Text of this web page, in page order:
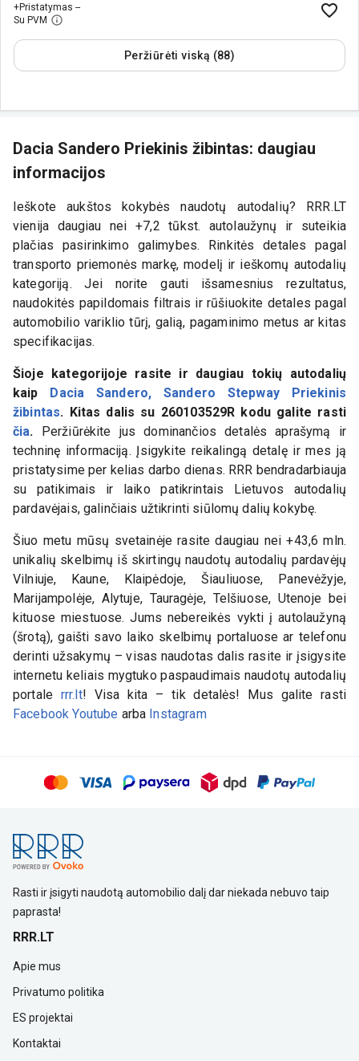
+Pristatymas --
Su PVM
Peržiūrėti viską (88)
Dacia Sandero Priekinis žibintas: daugiau
informacijos
Ieškote aukštos kokybės naudotų autodalių? RRR.LT
vienija daugiau nei +7,2 tūkst. autolaužynų ir suteikia
plačias pasirinkimo galimybes. Rinkitės detales pagal
transporto priemonės markę, modelį ir ieškomų autodalių
kategoriją. Jei norite gauti išsamesnius rezultatus,
naudokitės papildomais filtrais ir rūšiuokite detales pagal
automobilio variklio tūrį, galią, pagaminimo metus ar kitas
specifikacijas.
Šioje kategorijoje rasite ir daugiau tokių autodalių
kaip Dacia Sandero, Sandero Stepway Priekinis
žibintas. Kitas dalis su 260103529R kodu galite rasti
čia. Peržiūrėkite jus dominančios detalės aprašymą ir
techninę informaciją. Įsigykite reikalingą detalę ir mes ją
pristatysime per kelias darbo dienas. RRR bendradarbiauja
su patikimais ir laiko patikrintais Lietuvos autodalių
pardavėjais, galinčiais užtikrinti siūlomų dalių kokybę.
Šiuo metu mūsų svetainėje rasite daugiau nei +43,6 mln.
unikalių skelbimų iš skirtingų naudotų autodalių pardavėjų
Vilniuje, Kaune, Klaipėdoje, Šiauliuose, Panevėžyje,
Marijampolėje, Alytuje, Tauragėje, Telšiuose, Utenoje bei
kituose miestuose. Jums nebereikės vykti į autolaužyną
(šrotą), gaišti savo laiko skelbimų portaluose ar telefonu
derinti užsakymų – visas naudotas dalis rasite ir įsigysite
internetu keliais mygtuko paspaudimais naudotų autodalių
portale rrr.lt! Visa kita – tik detalės! Mus galite rasti
Facebook Youtube arba Instagram
Rasti ir įsigyti naudotą automobilio dalį dar niekada nebuvo taip
paprasta!
RRR.LT
Apie mus
Privatumo politika
ES projektai
Kontaktai